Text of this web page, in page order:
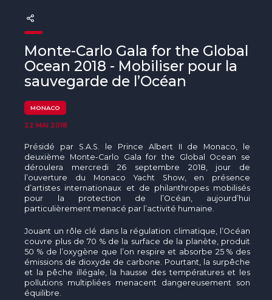
Beyond Plastic Med : BeMed
OACIS
Initiative Homme - Faune sauvage
The Green Shift Initiative
Monte-Carlo Gala for the Global
Ocean 2018 - Mobiliser pour la
sauvegarde de l’Océan
MONACO
22 MAI 2018
Présidé par S.A.S. le Prince Albert II de Monaco, le
deuxième Monte-Carlo Gala for the Global Ocean se
déroulera mercredi 26 septembre 2018, jour de
l’ouverture du Monaco Yacht Show, en présence
d’artistes internationaux et de philanthropes mobilisés
pour la protection de l’Océan, aujourd’hui
particulièrement menacé par l’activité humaine.
Jouant un rôle clé dans la régulation climatique, l’Océan
couvre plus de 70 % de la surface de la planète, produit
50 % de l’oxygène que l’on respire et absorbe 25 % des
émissions de dioxyde de carbone. Pourtant, la surpêche
et la pêche illégale, la hausse des températures et les
pollutions multipliées menacent dangereusement son
équilibre.